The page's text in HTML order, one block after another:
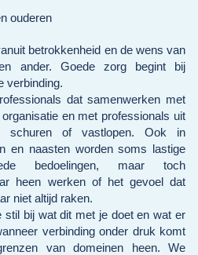
ouderen
betrokkenheid en de wens van
ander. Goede zorg begint bij
verbinding.
dat samenwerken met
en met professionals uit
schuren of vastlopen. Ook in
en naasten worden soms lastige
bedoelingen, maar toch
heen werken of het gevoel dat
niet altijd raken.
bij wat dit met je doet en wat er
verbinding onder druk komt
van domeinen heen. We